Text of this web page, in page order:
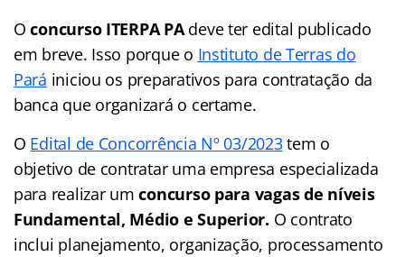
Oconcurso ITERPA PAdeve ter edital publicado
em breve. Isso porque o Instituto de Terras do
Pará iniciou os preparativos para contratação da
banca que organizará o certame.
O Edital de Concorrência Nº 03/2023tem o
objetivo de contratar uma empresa especializada
para realizar um concurso para vagas de níveis
Fundamental, Médio e Superior. O contrato
inclui planejamento, organização, processamento